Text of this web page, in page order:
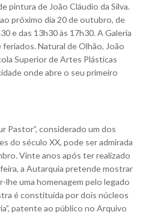
pintura de João Cláudio da Silva.
próximo dia 20 de outubro, de
e das 13h30 às 17h30. A Galeria
Natural de Olhão, João
Superior de Artes Plásticas
onde abre o seu primeiro
Pastor”, considerado um dos
do século XX, pode ser admirada
Vinte anos após ter realizado
a Autarquia pretende mostrar
uma homenagem pelo legado
é constituída por dois núcleos
patente ao público no Arquivo